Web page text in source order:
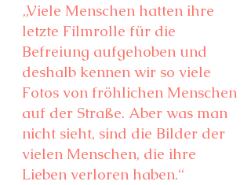
„Viele Menschen hatten ihre
letzte Filmrolle für die
Befreiung aufgehoben und
deshalb kennen wir so viele
Fotos von fröhlichen Menschen
auf der Straße. Aber was man
nicht sieht, sind die Bilder der
vielen Menschen, die ihre
Lieben verloren haben.“